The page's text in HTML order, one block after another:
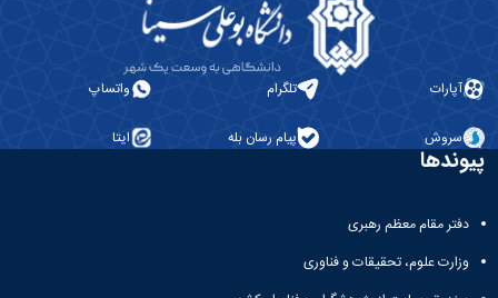
آپارات تلگرام واتساپ
سروش پیام رسان بله ایتا
پیوندها
دفتر مقام معظم رهبری
وزارت علوم، تحقیقات و فناوری